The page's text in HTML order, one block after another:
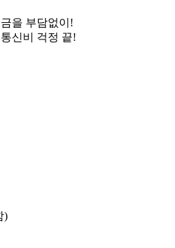
을 부담없이!
신비 걱정 끝!
)